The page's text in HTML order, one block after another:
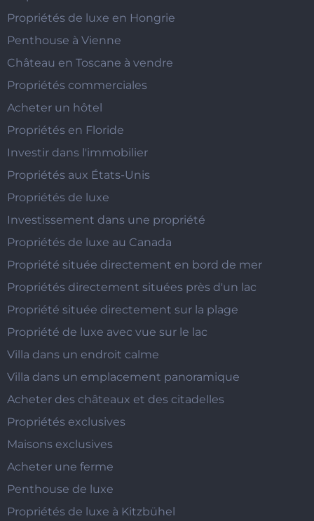
Propriétés de luxe en Hongrie
Penthouse à Vienne
Château en Toscane à vendre
Propriétés commerciales
Acheter un hôtel
Propriétés en Floride
Investir dans l'immobilier
Propriétés aux États-Unis
Propriétés de luxe
Investissement dans une propriété
Propriétés de luxe au Canada
Propriété située directement en bord de mer
Propriétés directement situées près d'un lac
Propriété située directement sur la plage
Propriété de luxe avec vue sur le lac
Villa dans un endroit calme
Villa dans un emplacement panoramique
Acheter des châteaux et des citadelles
Propriétés exclusives
Maisons exclusives
Acheter une ferme
Penthouse de luxe
Propriétés de luxe à Kitzbühel